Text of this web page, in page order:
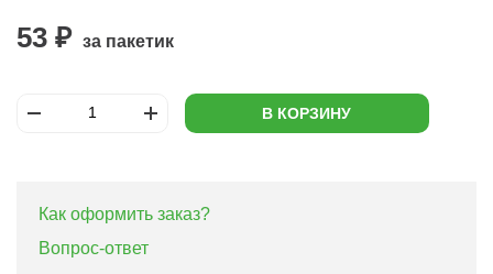
53 ₽ за пакетик
В КОРЗИНУ
Как оформить заказ?
Вопрос-ответ